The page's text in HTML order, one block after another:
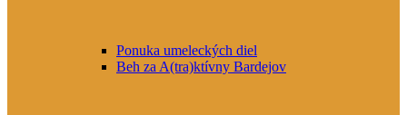
Ponuka umeleckých diel
Beh za A(tra)ktívny Bardejov